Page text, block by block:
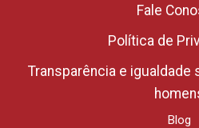
Fale
Política de
Transparência e igualdade
Blog